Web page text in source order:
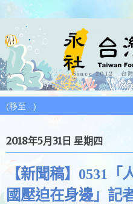
2018年5月31日 星期四
【新聞稿】0531
國壓迫在身邊」記